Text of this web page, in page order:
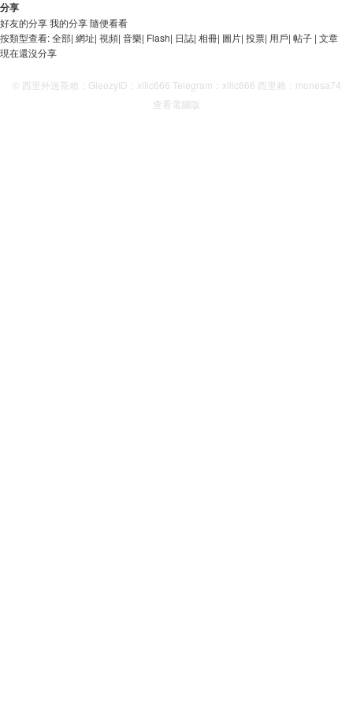
分享
好友的分享我的分享隨便看看
按類型查看:全部| 網址| 視頻| 音樂| Flash| 日誌| 相冊| 圖片| 投票| 用戶| 帖子 | 文章
現在還沒分享
© 西里外送茶賴：GleezyID：xilic666 Telegram：xilic666 西里賴：monesa74
查看電腦版